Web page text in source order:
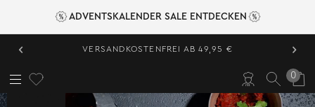
ADVENTSKALENDER SALE ENTDECKEN
‹ VERSANDKOSTENFREI AB 49,95 € ›
0